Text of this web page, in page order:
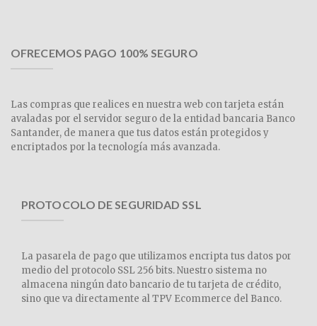
OFRECEMOS PAGO 100% SEGURO
Las compras que realices en nuestra web con tarjeta están
avaladas por el servidor seguro de la entidad bancaria Banco
Santander, de manera que tus datos están protegidos y
encriptados por la tecnología más avanzada.
PROTOCOLO DE SEGURIDAD SSL
La pasarela de pago que utilizamos encripta tus datos por
medio del protocolo SSL 256 bits. Nuestro sistema no
almacena ningún dato bancario de tu tarjeta de crédito,
sino que va directamente al TPV Ecommerce del Banco.